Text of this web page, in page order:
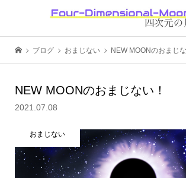
ブログ おまじない NEW MOONのおまじな
NEW MOONのおまじない！
2021.07.08
おまじない